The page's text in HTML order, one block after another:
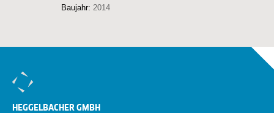
Baujahr: 2014
HEGGELBACHER GMBH